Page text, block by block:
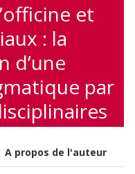
et
: la
d’une
par
A propos de l'auteur